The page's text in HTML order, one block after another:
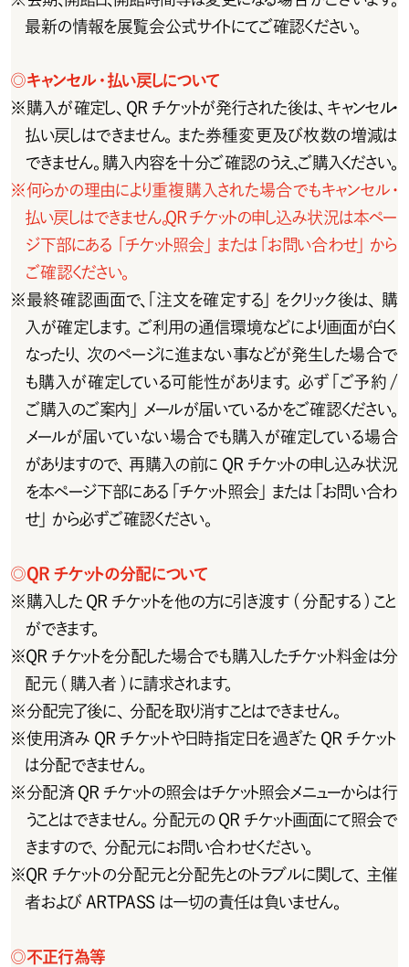
最新の情報を展覧会公式サイトにてご確認ください。
◎キャンセル・払い戻しについて
※購 入 が 確 定し 、Q R チ ケットが 発 行 され た 後 は 、キャン セ ル・
払い戻しはできません。また券種変更及び枚数の増減は
できません。購入内容を十分ご確認のうえ、ご購入ください。
※何らかの理由により重複購入された場合でもキャンセル・
払い戻しはできません。QRチケットの申し込み状況は本ペー
ジ 下 部 に あ る  「 チ ケット照 会 」また は「 お 問 い 合 わ せ 」か ら
ご確認ください。
※最終確認画面で、「注文を確定する」をクリック後は、購
入が 確 定します。ご 利用の通 信 環 境などにより画 面が白く
なったり、次のページに進まない事などが発生した場合で
も購入が確定している可能性があります。必ず「ご予約/
ご購入のご案内」メールが届いているかをご確認ください。
メールが届いていない場合でも購入が確定している場合
が あります の で 、再 購 入 の 前 に Q R チ ケットの申し込 み 状 況
を本ページ下部にある「チケット照会」または「お問い合わ
せ」から必ずご確認ください。
◎Q R チ ケットの 分 配 について
※購入したQRチケットを他の方に引き渡す(分配する)こと
ができます。
※Q R チ ケットを 分 配した 場 合 で も 購 入した チ ケット料 金 は 分
配元 ( 購入者 ) に請求されます。
※分配完了後に、分配を取り消すことはできません。
※使 用 済 み Q R チ ケットや日時 指 定日を 過 ぎ た Q R チ ケット
は分配できません。
※分 配 済 Q R チ ケットの 照 会 は チ ケット照 会 メニュー からは 行
うことはできません。分配元のQRチケット画面にて照会で
きますので、分配元にお問い合わせください。
※QRチケットの分配元と分配先とのトラブルに関して、主催
者およびARTPASSは一切の責任は負いません。
◎不正行為等